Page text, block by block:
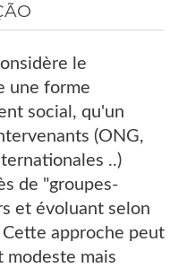
le
une forme
social, qu'un
(ONG,
..)
de "groupes-
et évoluant selon
Cette approche peut
modeste mais